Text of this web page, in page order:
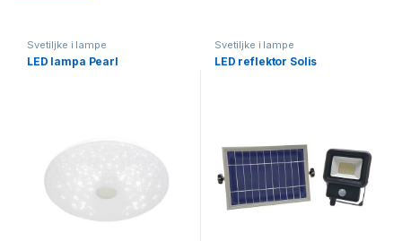
Svetiljke i lampe
LED lampa Pearl
Svetiljke i lampe
LED reflektor Solis